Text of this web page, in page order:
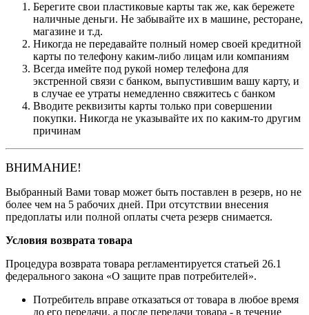
Берегите свои пластиковые карты так же, как бережете
наличные деньги. Не забывайте их в машине, ресторане,
магазине и т.д.
Никогда не передавайте полный номер своей кредитной
карты по телефону каким-либо лицам или компаниям
Всегда имейте под рукой номер телефона для
экстренной связи с банком, выпустившим вашу карту, и
в случае ее утраты немедленно свяжитесь с банком
Вводите реквизиты карты только при совершении
покупки. Никогда не указывайте их по каким-то другим
причинам
ВНИМАНИЕ!
Выбранный Вами товар может быть поставлен в резерв, но не
более чем на 5 рабочих дней. При отсутствии внесения
предоплаты или полной оплаты счета резерв снимается.
Условия возврата товара
Процедура возврата товара регламентируется статьей 26.1
федерального закона «О защите прав потребителей».
Потребитель вправе отказаться от товара в любое время
до его передачи, а после передачи товара - в течение